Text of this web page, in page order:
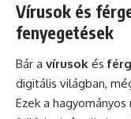
Vírusok és
fenyegetések
Bár a vírusok és
digitális világban,
Ezek a